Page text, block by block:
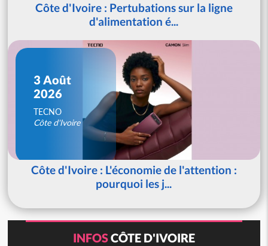
Côte d'Ivoire : Pertubations sur la ligne
d'alimentation é...
3 Août
2026
TECNO
Côte d'Ivoire
Côte d'Ivoire : L'économie de l'attention :
pourquoi les j...
INFOSCÔTE D'IVOIRE